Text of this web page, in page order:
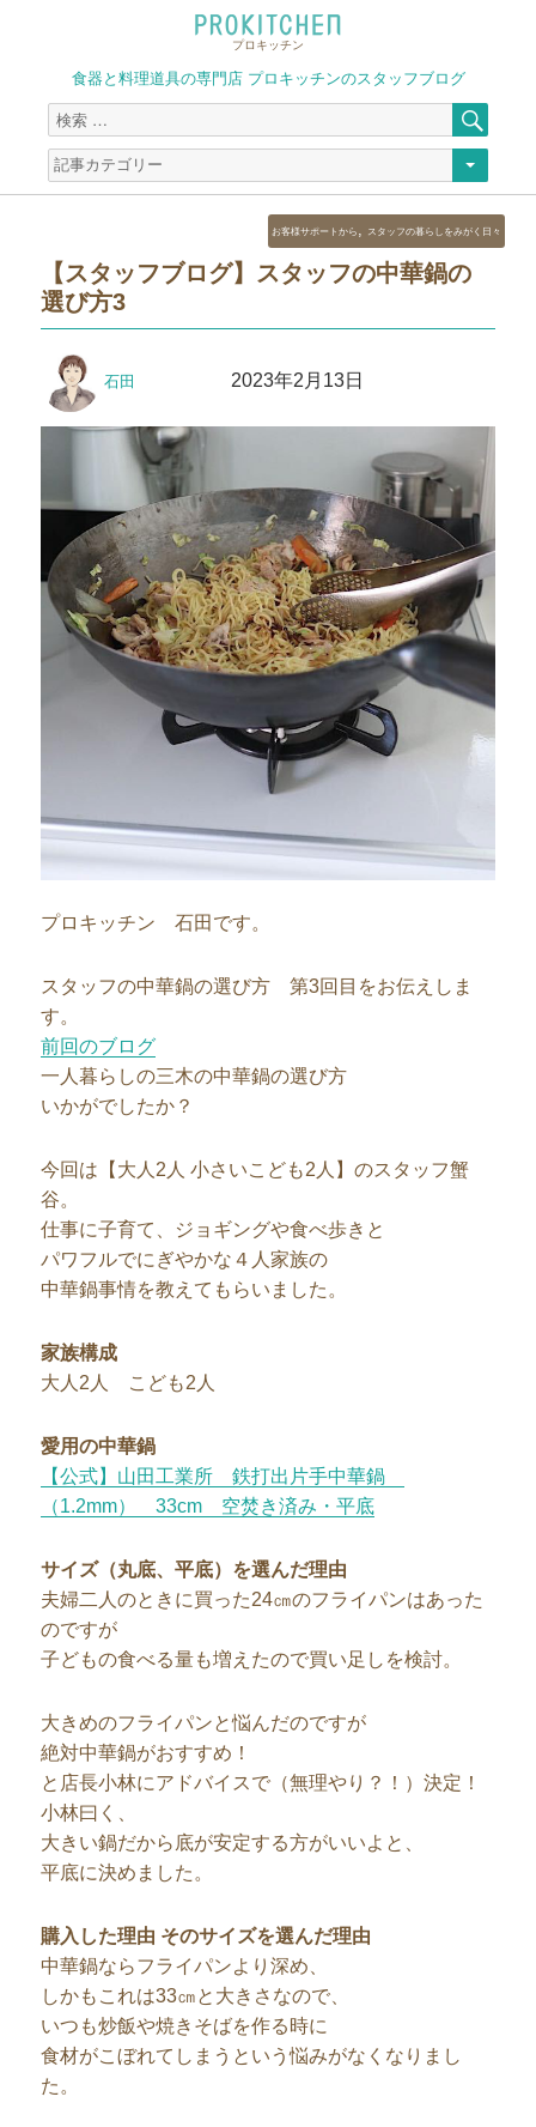
プロキッチン
食器と料理道具の専門店 プロキッチンのスタッフブログ
検
索
対
象:
索
【スタッフブログ】スタッフの中華鍋の
選び方3
稿
石田 2023年2月13日
カ
テ
ゴ
ー
お客様サポートから , スタッフの暮らしをみがく日々
プロキッチン 石田です。
スタッフの中華鍋の選び方 第3回目をお伝えしま
す。
前回のブログ
一人暮らしの三木の中華鍋の選び方
いかがでしたか？
今回は【大人2人 小さいこども2人】のスタッフ蟹
谷。
仕事に子育て、ジョギングや食べ歩きと
パワフルでにぎやかな４人家族の
中華鍋事情を教えてもらいました。
家族構成
大人2人 こども2人
愛用の中華鍋
【公式】山田工業所 鉄打出片手中華鍋
（1.2mm） 33cm 空焚き済み・平底
サイズ（丸底、平底）を選んだ理由
夫婦二人のときに買った24㎝のフライパンはあった
のですが
子どもの食べる量も増えたので買い足しを検討。
大きめのフライパンと悩んだのですが
絶対中華鍋がおすすめ！
と店長小林にアドバイスで（無理やり？！）決定！
小林曰く、
大きい鍋だから底が安定する方がいいよと、
平底に決めました。
購入した理由 そのサイズを選んだ理由
中華鍋ならフライパンより深め、
しかもこれは33㎝と大きさなので、
いつも炒飯や焼きそばを作る時に
食材がこぼれてしまうという悩みがなくなりまし
た。